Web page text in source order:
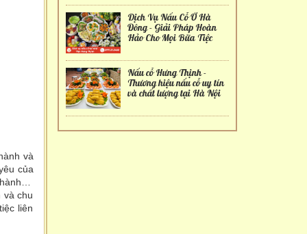
và
của
và chu
liên
Dịch Vụ Nấu Cỗ Ở Hà
Đông - Giải Pháp Hoàn
Hảo Cho Mọi Bữa Tiệc
Nấu cỗ Hưng Thịnh -
Thương hiệu nấu cỗ uy tín
và chất lượng tại Hà Nội